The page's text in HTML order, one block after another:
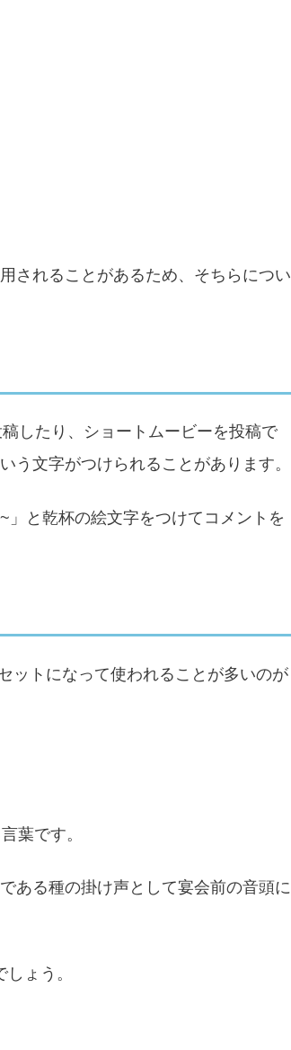
されることがあるため、そちらについ
したり、ショートムービーを投稿で
う文字がつけられることがあります。
と乾杯の絵文字をつけてコメントを
ットになって使われることが多いのが
葉です。
ある種の掛け声として宴会前の音頭に
ょう。